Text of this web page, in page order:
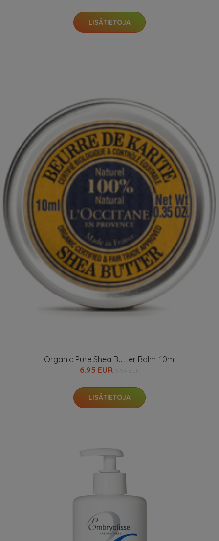
LISÄTIETOJA
Organic Pure Shea Butter Balm, 10ml
6.95 EUR
LISÄTIETOJA